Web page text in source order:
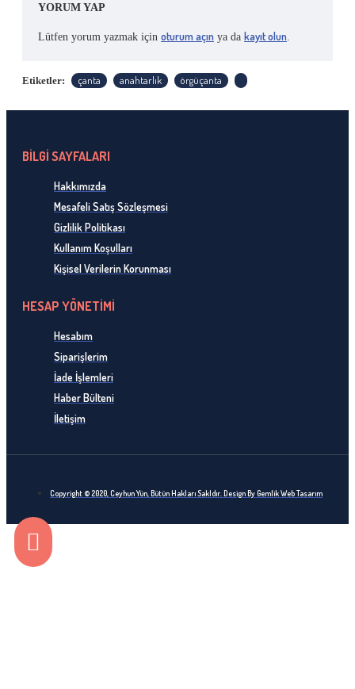
YORUM YAP
Lütfen yorum yazmak için oturum açın ya da kayıt olun
Etiketler: çanta anahtarlık örgüçanta
BİLGİ SAYFALARI
Hakkımızda
Mesafeli Satış Sözleşmesi
Gizlilik Politikası
Kullanım Koşulları
Kişisel Verilerin Korunması
HESAP YÖNETİMİ
Hesabım
Siparişlerim
İade İşlemleri
Haber Bülteni
İletişim
Copyright © 2020, Ceyhun Yün, Bütün Hakları Sakldır. Design By Gemlik Web Tasarım